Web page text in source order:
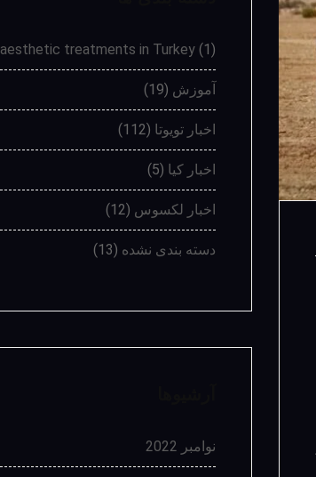
aesthetic treatments in Turkey (1)
آموزش (19)
اخبار تویوتا (112)
اخبار کیا (5)
اخبار لکسوس (12)
دسته بندی نشده (13)
نوامبر 2022